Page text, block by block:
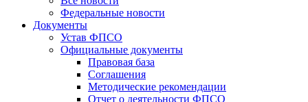
Федеральные новости
Документы
Устав ФПСО
Официальные документы
Правовая база
Соглашения
Методические рекомендации
Отчет о деятельности ФПСО